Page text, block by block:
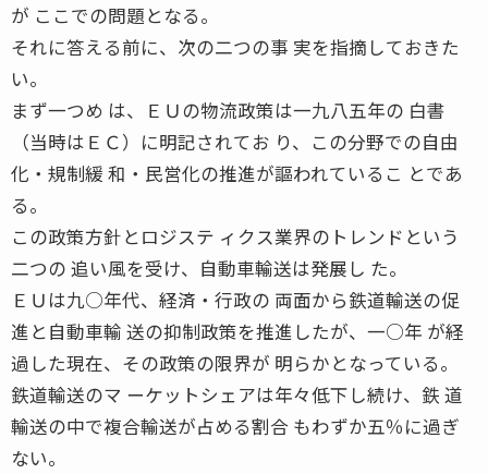
が ここでの問題となる。
それに答える前に、次の二つの事 実を指摘しておきた
い。
まず一つめ は、ＥＵの物流政策は一九八五年の 白書
（当時はＥＣ）に明記されてお り、この分野での自由
化・規制緩 和・民営化の推進が謳われているこ とであ
る。
この政策方針とロジステ ィクス業界のトレンドという
二つの 追い風を受け、自動車輸送は発展し た。
ＥＵは九○年代、経済・行政の 両面から鉄道輸送の促
進と自動車輸 送の抑制政策を推進したが、一○年 が経
過した現在、その政策の限界が 明らかとなっている。
鉄道輸送のマ ーケットシェアは年々低下し続け、鉄 道
輸送の中で複合輸送が占める割合 もわずか五％に過ぎ
ない。